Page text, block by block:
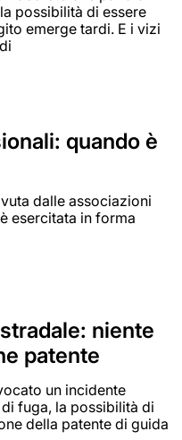
possibilità di essere
emerge tardi. E i vizi
quando è
dalle associazioni
esercitata in forma
niente
patente
un incidente
fuga, la possibilità di
della patente di guida